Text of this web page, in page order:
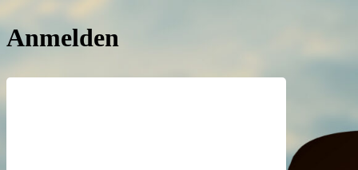
Anmelden
https://